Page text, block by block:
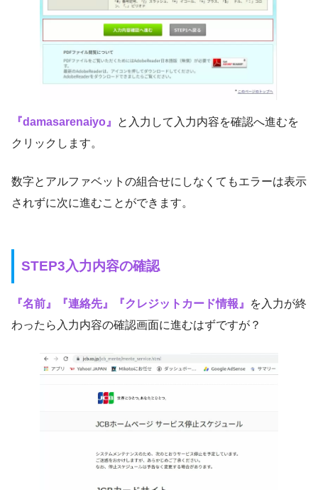
『damasarenaiyo』
と入力して入力内容を確認へ進むを
クリックします。
数字とアルファベットの組合せにしなくてもエラーは表示
されずに次に進むことができます。
STEP3入力内容の確認
『名前』『連絡先』『クレジットカード情報』
を入力が終
わったら入力内容の確認画面に進むはずですが？